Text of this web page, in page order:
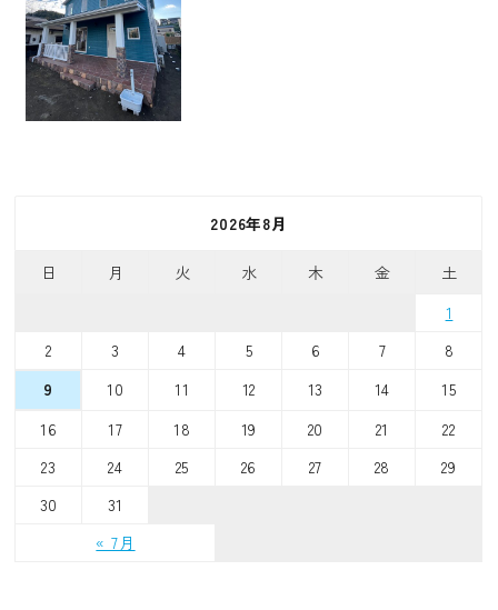
2026年8月
日 月 火 水 木 金 土
« 7月
1
2
3 4 5 6 7
8
9
10 11 12 13 14
15
16
17 18 19 20 21
22
23
24 25 26 27 28
29
30
31